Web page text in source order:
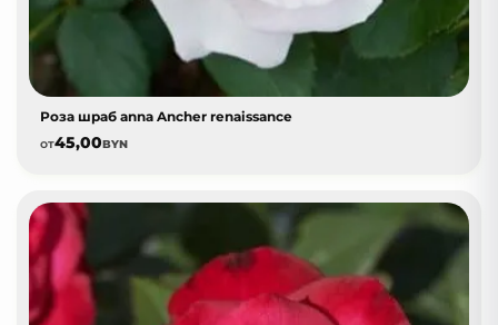
Роза шраб annа Ancher renaissance
от45,00BYN